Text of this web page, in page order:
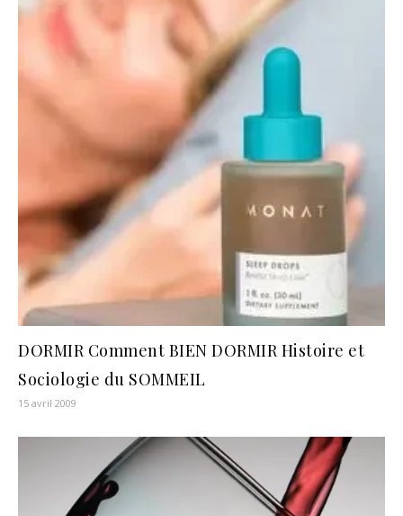
DORMIR Comment BIEN DORMIR Histoire et
Sociologie du SOMMEIL
15 avril 2009